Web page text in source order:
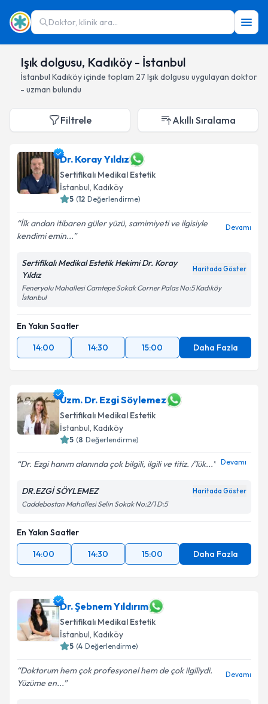
Doktor, klinik ara...
Işık dolgusu, Kadıköy - İstanbul
İstanbul Kadıköyiçinde toplam 27 Işık dolgusu uygulayan doktor
- uzman bulundu
Filtrele Akıllı Sıralama
Dr. Koray Yıldız
Sertifikalı Medikal Estetik
İstanbul, Kadıköy
5 (12 Değerlendirme)
İlk andan itibaren güler yüzü, samimiyeti ve ilgisiyle
kendimi emin...
Devamı
Sertifikalı Medikal Estetik Hekimi Dr. Koray
Yıldız
Haritada Göster
Feneryolu Mahallesi Camtepe Sokak Corner Palas No:5 Kadıköy
İstanbul
En Yakın Saatler
14:00
14:30 15:00 Daha Fazla
Uzm. Dr. Ezgi Söylemez
Sertifikalı Medikal Estetik
İstanbul, Kadıköy
5 (8 Değerlendirme)
Dr. Ezgi hanım alanında çok bilgili, ilgili ve titiz. /'lük... Devamı
DR.EZGİ SÖYLEMEZ Haritada Göster
Caddebostan Mahallesi Selin Sokak No:2/1 D:5
En Yakın Saatler
14:00
14:30 15:00 Daha Fazla
Dr. Şebnem Yıldırım
Sertifikalı Medikal Estetik
İstanbul, Kadıköy
5 (4 Değerlendirme)
Doktorum hem çok profesyonel hem de çok ilgiliydi.
Yüzüme en...
Devamı